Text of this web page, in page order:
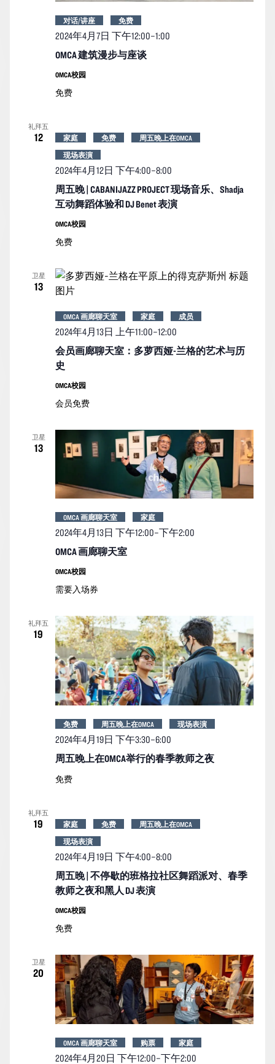
OMCA 建筑漫步与座谈
2024年4月7日 下午12:00–1:00
对话/讲座 免费
OMCA校园
免费
礼拜五
12
周五晚 | CABANIJAZZ PROJECT 现场音乐、Shadja
互动舞蹈体验和 DJ Benet 表演
2024年4月12日 下午4:00–8:00
家庭 免费
周五晚上在OMCA
现场表演
OMCA校园
免费
卫星
13
会员画廊聊天室：多萝西娅-兰格的艺术与历
史
2024年4月13日 上午11:00–12:00
OMCA 画廊聊天室 家庭 成员
OMCA校园
会员免费
卫星
13
OMCA 画廊聊天室
2024年4月13日 下午12:00–下午2:00
OMCA 画廊聊天室 家庭
OMCA校园
需要入场券
礼拜五
19
周五晚上在OMCA举行的春季教师之夜
2024年4月19日 下午3:30–6:00
免费 周五晚上在OMCA 现场表演
免费
礼拜五
19
周五晚 | 不停歇的班格拉社区舞蹈派对、春季
教师之夜和黑人 DJ 表演
2024年4月19日 下午4:00–8:00
家庭 免费
周五晚上在OMCA
现场表演
OMCA校园
免费
卫星
20
2024年4月20日 下午12:00–下午2:00
OMCA 画廊聊天室 购票 家庭